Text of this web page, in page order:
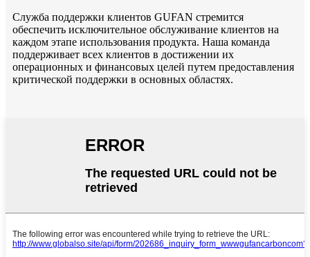
Служба поддержки клиентов GUFAN стремится
обеспечить исключительное обслуживание клиентов на
каждом этапе использования продукта. Наша команда
поддерживает всех клиентов в достижении их
операционных и финансовых целей путем предоставления
критической поддержки в основных областях.